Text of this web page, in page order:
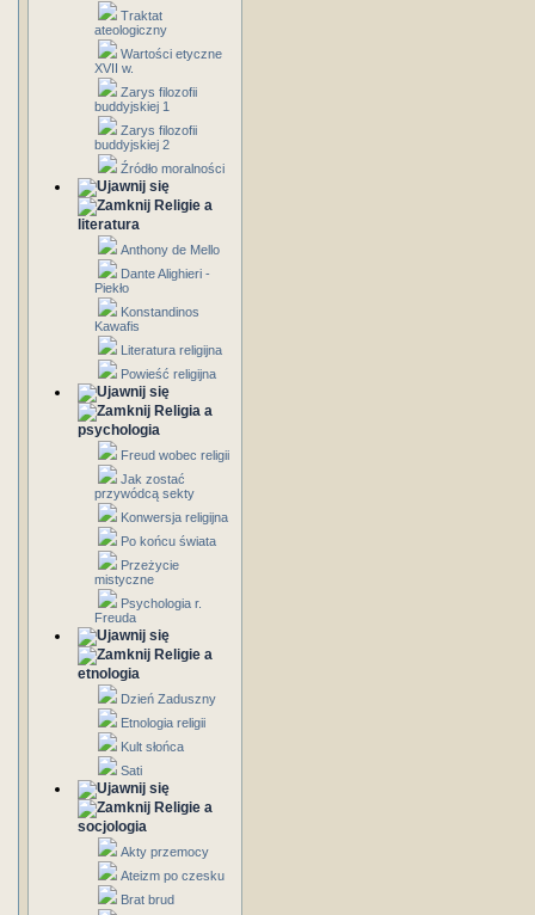
Traktat
ateologiczny
Wartości etyczne
XVII w.
Zarys filozofii
buddyjskiej 1
Zarys filozofii
buddyjskiej 2
Źródło moralności
Religie a
literatura
Anthony de Mello
Dante Alighieri -
Piekło
Konstandinos
Kawafis
Literatura religijna
Powieść religijna
Religia a
psychologia
Freud wobec religii
Jak zostać
przywódcą sekty
Konwersja religijna
Po końcu świata
Przeżycie
mistyczne
Psychologia r.
Freuda
Religie a
etnologia
Dzień Zaduszny
Etnologia religii
Kult słońca
Sati
Religie a
socjologia
Akty przemocy
Ateizm po czesku
Brat brud